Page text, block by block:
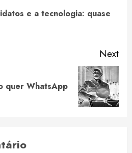
e a tecnologia: quase
Next
quer WhatsApp